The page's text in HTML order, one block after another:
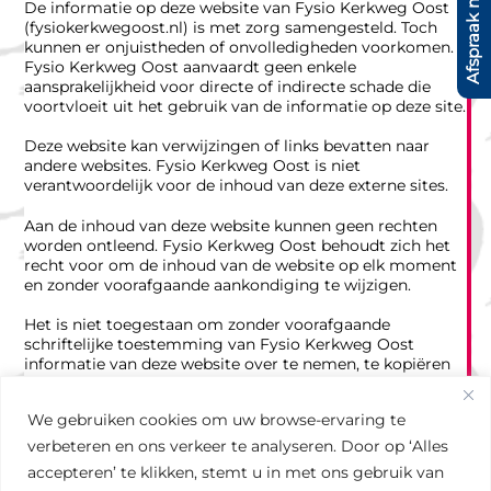
We gebruiken cookies om uw browse-ervaring te
verbeteren en ons verkeer te analyseren. Door op ‘Alles
accepteren’ te klikken, stemt u in met ons gebruik van
De informatie op deze website van Fysio Kerkweg Oost
(fysiokerkwegoost.nl) is met zorg samengesteld. Toch
kunnen er onjuistheden of onvolledigheden voorkomen.
Fysio Kerkweg Oost aanvaardt geen enkele
aansprakelijkheid voor directe of indirecte schade die
voortvloeit uit het gebruik van de informatie op deze site.
Deze website kan verwijzingen of links bevatten naar
andere websites. Fysio Kerkweg Oost is niet
verantwoordelijk voor de inhoud van deze externe sites.
Aan de inhoud van deze website kunnen geen rechten
worden ontleend. Fysio Kerkweg Oost behoudt zich het
recht voor om de inhoud van de website op elk moment
en zonder voorafgaande aankondiging te wijzigen.
Het is niet toegestaan om zonder voorafgaande
schriftelijke toestemming van Fysio Kerkweg Oost
informatie van deze website over te nemen, te kopiëren